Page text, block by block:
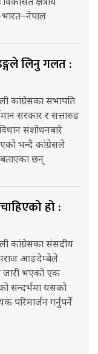
क्षेत्रीय
लिनु गलत :
कांग्रेसका सभापति
सरकार र सत्तारुढ
संशोधनबारे
भन्दै कांग्रेसले
बताएका छन्
हो :
कांग्रेसका संसदीय
आङदेम्बेले
जारी भएको एक
सन्दर्भमा यसको
परिमार्जन गर्नुपर्ने